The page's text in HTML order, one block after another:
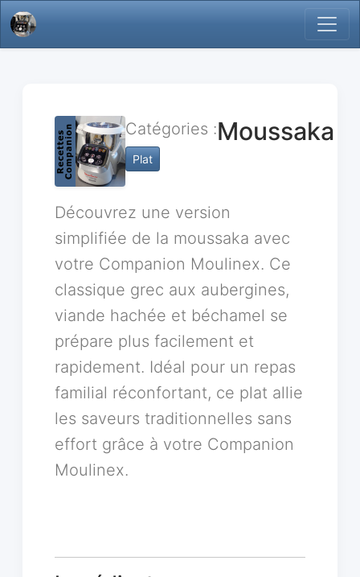
Catégories :
Plat
Moussaka
Découvrez une version
simplifiée de la moussaka avec
votre Companion Moulinex. Ce
classique grec aux aubergines,
viande hachée et béchamel se
prépare plus facilement et
rapidement. Idéal pour un repas
familial réconfortant, ce plat allie
les saveurs traditionnelles sans
effort grâce à votre Companion
Moulinex.